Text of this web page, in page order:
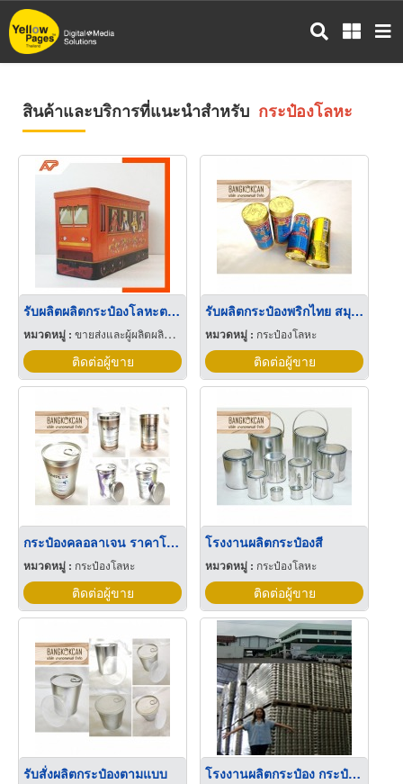
ข้าม
ไป
สินค้าและบริการที่แนะนำสำหรับ กระป๋องโลหะ
รับผลิตผลิตกระป๋องโลหะตามแบบ
หมวดหมู่ : ขายส่งและผู้ผลิตผลิตภัณฑ์พิเศษพลาสติก
ติดต่อผู้ขาย
รับผลิตกระป๋องพริกไทย สมุทรสาคร
หมวดหมู่ : กระป๋องโลหะ
ติดต่อผู้ขาย
กระป๋องคลอลาเจน ราคาโรงงาน
หมวดหมู่ : กระป๋องโลหะ
ติดต่อผู้ขาย
โรงงานผลิตกระป๋องสี
หมวดหมู่ : กระป๋องโลหะ
ติดต่อผู้ขาย
รับสั่งผลิตกระป๋องตามแบบ โรงงานผลิตกระป๋อง กระป๋องโลหะ ถังโลหะ บรรจุภัณฑ์โลหะ